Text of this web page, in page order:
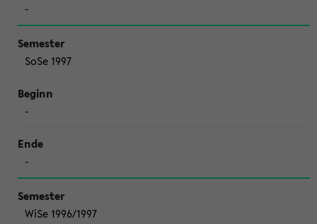
-
SoSe 1997
-
-
WiSe 1996/1997